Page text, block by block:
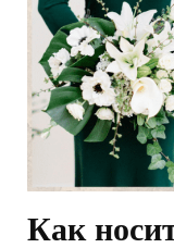
Как